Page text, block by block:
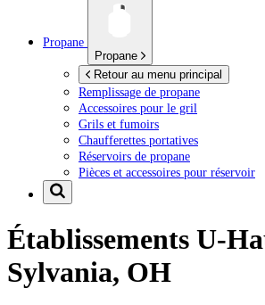
Propane
Propane
Retour au menu principal
Remplissage de propane
Accessoires pour le gril
Grils et fumoirs
Chaufferettes portatives
Réservoirs de propane
Pièces et accessoires pour réservoir
Établissements U-
Sylvania, OH